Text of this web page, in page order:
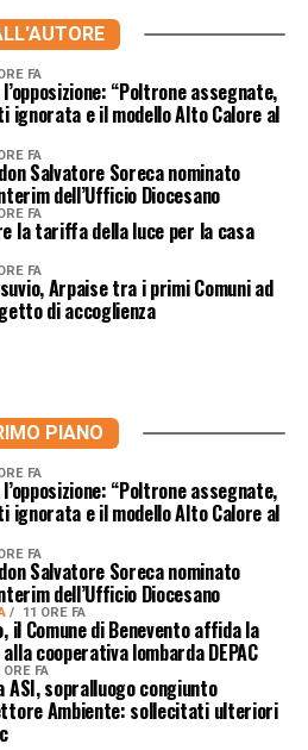
FA
“Poltrone assegnate,
ignorata e il modello Alto Calore al
FA
Salvatore Soreca nominato
dell’Ufficio Diocesano
FA
la tariffa della luce per la casa
FA
Arpaise tra i primi Comuni ad
di accoglienza
PIANO
FA
“Poltrone assegnate,
ignorata e il modello Alto Calore al
FA
Salvatore Soreca nominato
dell’Ufficio Diocesano
11 ORE FA
il Comune di Benevento affida la
cooperativa lombarda DEPAC
ORE FA
ASI, sopralluogo congiunto
Ambiente: sollecitati ulteriori